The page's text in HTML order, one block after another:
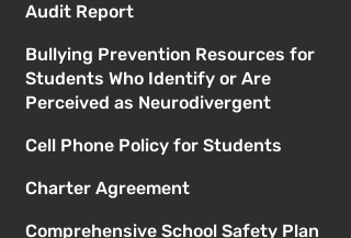
Audit Report
Bullying Prevention Resources for
Students Who Identify or Are
Perceived as Neurodivergent
Cell Phone Policy for Students
Charter Agreement
Comprehensive School Safety Plan